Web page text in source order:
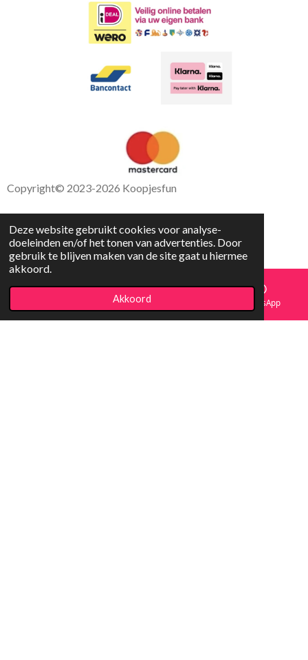
Deze website gebruikt cookies voor analyse-
doeleinden en/of het tonen van advertenties. Door
gebruik te blijven maken van de site gaat u hiermee
akkoord.
Akkoord
Copyright© 2023-2026 Koopjesfun
Facebook WhatsApp